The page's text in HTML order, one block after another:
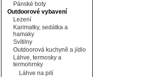
Pánské boty
Outdoorové vybavení
Lezení
Karimatky, sedátka a
hamaky
Svítilny
Outdoorová kuchyně a jídlo
Láhve, termosky a
termohrnky
Láhve na pití